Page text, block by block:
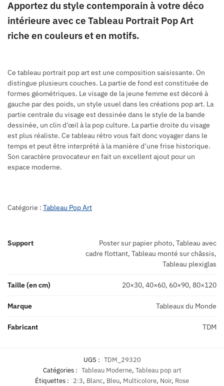
Apportez du style contemporain à votre déco
intérieure avec ce Tableau Portrait Pop Art
riche en couleurs et en motifs.
Ce tableau portrait pop art est une composition saisissante. On
distingue plusieurs couches. La partie de fond est constituée de
formes géométriques. Le visage de la jeune femme est décoré à
gauche par des poids, un style usuel dans les créations pop art. La
partie centrale du visage est dessinée dans le style de la bande
dessinée, un clin d’œil à la pop culture. La partie droite du visage
est plus réaliste. Ce tableau rétro vous fait donc voyager dans le
temps et peut être interprété à la manière d’une frise historique.
Son caractère provocateur en fait un excellent ajout pour un
espace moderne.
Catégorie : Tableau Pop Art
Support
Poster sur papier photo, Tableau avec
cadre flottant, Tableau monté sur châssis,
Tableau plexiglas
Taille (en cm) 20×30, 40×60, 60×90, 80×120
Marque Tableaux du Monde
Fabricant TDM
UGS : TDM_29320
Catégories : Tableau Moderne, Tableau pop art
Étiquettes : 2:3, Blanc, Bleu, Multicolore, Noir, Rose